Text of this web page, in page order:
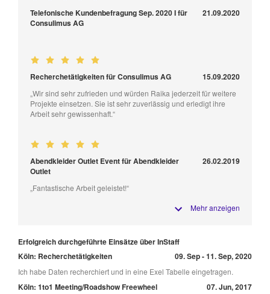
Telefonische Kundenbefragung Sep. 2020 I für
Consulimus AG
21.09.2020
Recherchetätigkeiten für Consulimus AG 15.09.2020
„Wir sind sehr zufrieden und würden Raika jederzeit für weitere
Projekte einsetzen. Sie ist sehr zuverlässig und erledigt ihre
Arbeit sehr gewissenhaft.“
Abendkleider Outlet Event für Abendkleider
Outlet
26.02.2019
„Fantastische Arbeit geleistet!“
Mehr anzeigen
Erfolgreich durchgeführte Einsätze über InStaff
Köln: Recherchetätigkeiten
09. Sep - 11. Sep, 2020
Ich habe Daten recherchiert und in eine Exel Tabelle eingetragen.
Köln: 1to1 Meeting/Roadshow Freewheel 07. Jun, 2017